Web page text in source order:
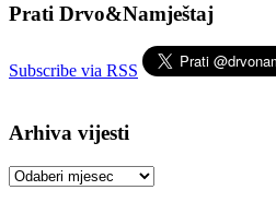
Prati Drvo&Namještaj
Subscribe via RSS
Arhiva vijesti
Arhiva